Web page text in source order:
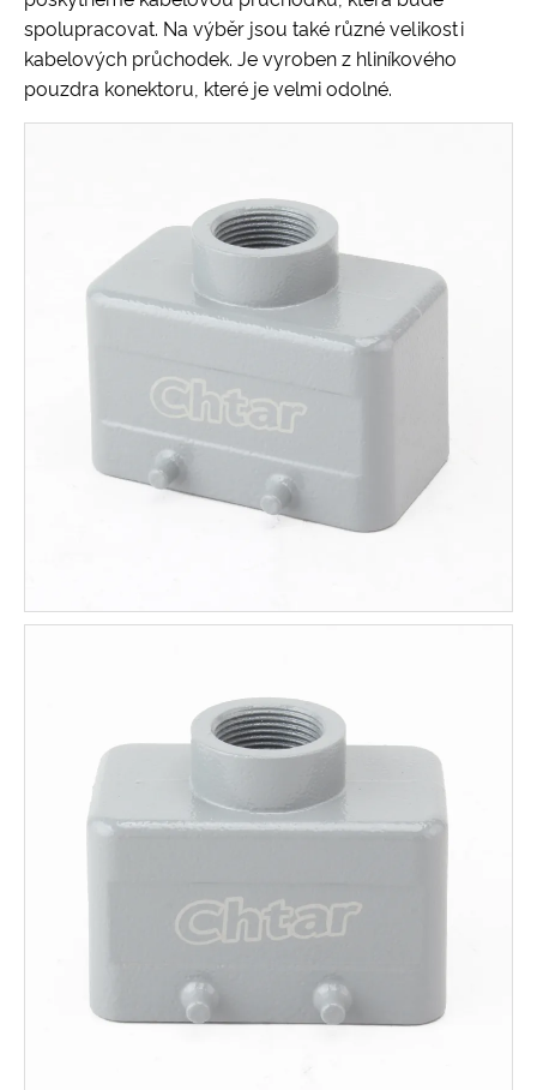
spolupracovat. Na výběr jsou také různé velikosti
kabelových průchodek. Je vyroben z hliníkového
pouzdra konektoru, které je velmi odolné.